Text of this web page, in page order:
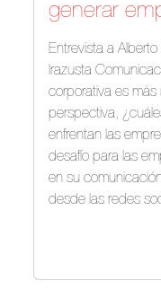
generar
Entrevista a
Irazusta
corporativa es
perspectiva,
enfrentan las
desafío para las
en su
desde las redes